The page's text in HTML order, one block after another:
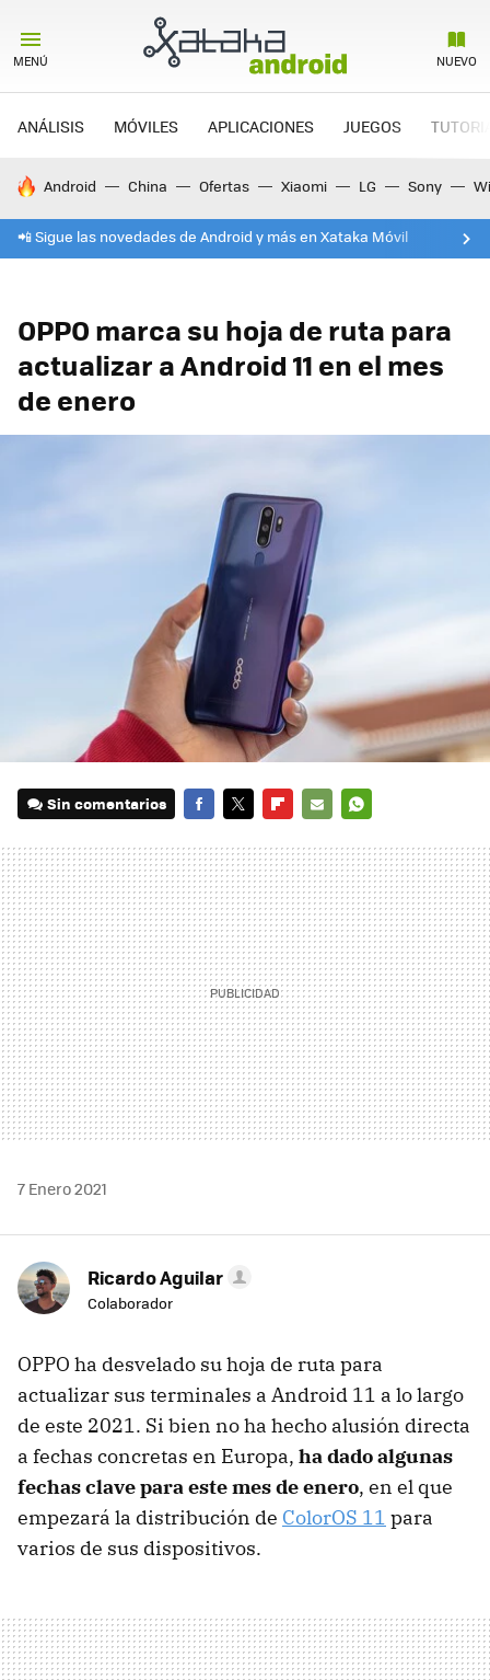
MENÚ NUEVO
ANÁLISIS MÓVILES APLICACIONES JUEGOS
HOY SE HABLA DE
Android China Ofertas Xiaomi LG Sony
📲 Sigue las novedades de Android y más en Xataka Móvil
OPPO marca su hoja de ruta para
actualizar a Android 11 en el mes
de enero
Sin comentarios
MAIL
7 Enero 2021
Ricardo Aguilar
Colaborador
OPPO ha desvelado su hoja de ruta para
actualizar sus terminales a Android 11 a lo largo
de este 2021. Si bien no ha hecho alusión directa
a fechas concretas en Europa, ha dado algunas
fechas clave para este mes de enero, en el que
empezará la distribución de ColorOS 11 para
varios de sus dispositivos.